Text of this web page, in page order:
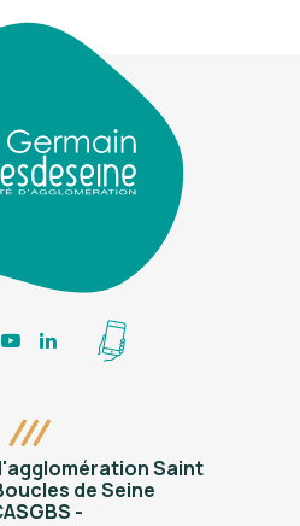
Lien
compte
YouTube
BOUCLE_TRI
Saint
de Seine
-